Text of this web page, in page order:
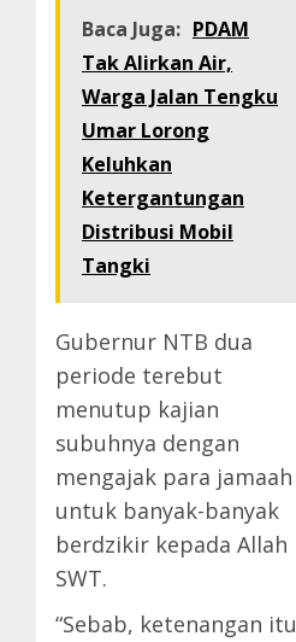
Baca Juga: PDAM
Tak Alirkan Air,
Warga Jalan Tengku
Umar Lorong
Keluhkan
Ketergantungan
Distribusi Mobil
Tangki
Gubernur NTB dua
periode terebut
menutup kajian
subuhnya dengan
mengajak para jamaah
untuk banyak-banyak
berdzikir kepada Allah
SWT.
“Sebab, ketenangan itu